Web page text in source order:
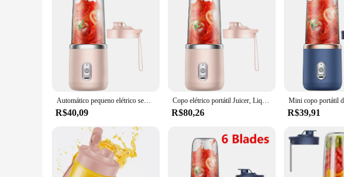
Automático pequeno elétrico sem fio Smoothie liquidificador, Fruit Shakes, portátil Juicer Cup, USB Mixer recarregável, 400ml
R$40,09
Copo elétrico portátil Juicer, Liquidificador de suco recarregável USB, Juicer de frutas, Smoothie Blender, Misturador de Milkshake, 400ml
R$80,26 R$39,91